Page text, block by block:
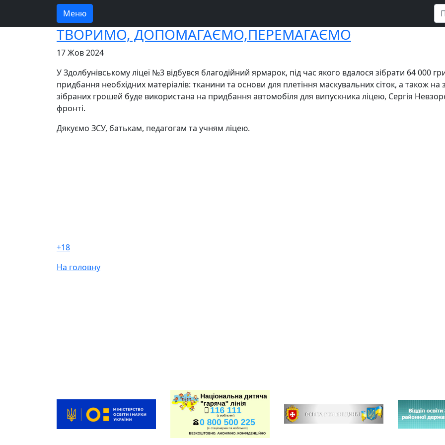
Меню
ТВОРИМО, ДОПОМАГАЄМО,ПЕРЕМАГАЄМО
17 Жов 2024
У Здолбунівському ліцеї №3 відбувся благодійний ярмарок, під час якого вдалося зібрати 64 000
придбання необхідних матеріалів: тканини та основи для плетіння маскувальних сіток, а також на
зібраних грошей буде використана на придбання автомобіля для випускника ліцею, Сергія
фронті.
Дякуємо ЗСУ, батькам, педагогам та учням ліцею.
+18
На головну